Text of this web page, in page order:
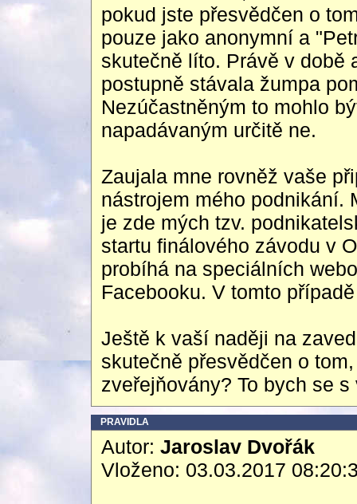
pokud jste přesvědčen o
pouze jako anonymní a
skutečně líto. Právě v době
postupně stávala žumpa
Nezúčastněným to mohlo
napadávaným určitě ne.
Zaujala mne rovněž vaše
nástrojem mého podnikání.
je zde mých tzv.
startu finálového závodu v
probíhá na speciálních
Facebooku. V tomto
Ještě k vaší naději na
skutečně přesvědčen o
zveřejňovány? To bych se
PRAVIDLA
Autor: Jaroslav Dvořák
Vloženo: 03.03.2017